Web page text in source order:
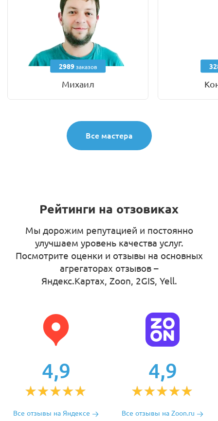
2989заказов
Михаил
Все мастера
Рейтинги на отзовиках
Мы дорожим репутацией и постоянно
улучшаем уровень качества услуг.
Посмотрите оценки и отзывы на основных
агрегаторах отзывов –
Яндекс.Картах, Zoon, 2GIS, Yell.
4,9
Все отзывы на Яндексе
4,9
Все отзывы на Zoon.ru